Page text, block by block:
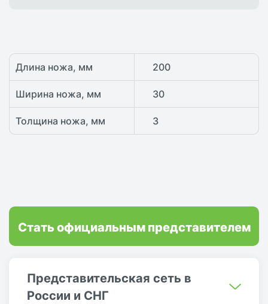
Длина ножа, мм 200
Ширина ножа, мм 30
Толщина ножа, мм 3
Представительская сеть в
России и СНГ
Стать официальным представителем